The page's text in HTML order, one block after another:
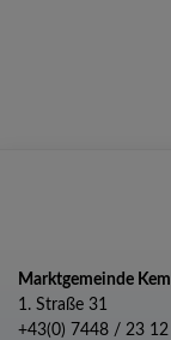
Marktgemeinde
1. Straße 31
+43(0) 7448 / 23 12